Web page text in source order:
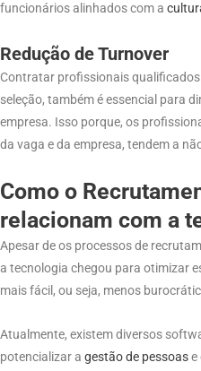
funcionários alinhados com a
Redução de Turnover
Contratar profissionais
seleção, também é essencial para
empresa. Isso porque, os
da vaga e da empresa, tendem a
Como o
relacionam com a
Apesar de os processos de
a tecnologia chegou para otimizar
mais fácil, ou seja, menos
Atualmente, existem diversos
potencializar a gestão de pessoase